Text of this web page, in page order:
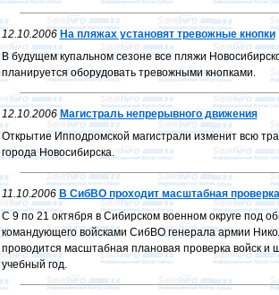
12.10.2006 На пляжах установят тревожные кнопки
В будущем купальном сезоне все пляжи
планируется оборудовать тревожными кнопками.
12.10.2006 Магистраль непрерывного движения
Открытие Ипподромской магистрали изменит всю
города Новосибирска.
11.10.2006 В СибВО проходит масштабная проверка
С 9 по 21 октября в Сибирском военном округе под
командующего войсками СибВО генерала армии
проводится масштабная плановая проверка войск и
учебный год.